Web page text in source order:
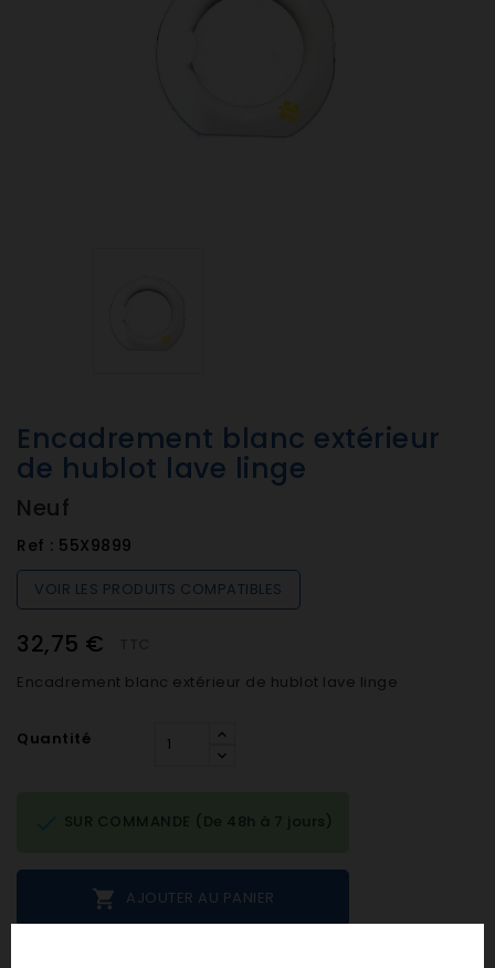
Encadrement blanc extérieur
de hublot lave linge
Neuf
Ref : 55X9899
VOIR LES PRODUITS COMPATIBLES
32,75 €
Encadrement blanc extérieur de hublot lave linge
Quantité
 AJOUTER AU PANIER
SUR COMMANDE (De 48h à 7 jours)